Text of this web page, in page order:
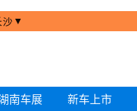
沙 ▼
南车展 新车上市